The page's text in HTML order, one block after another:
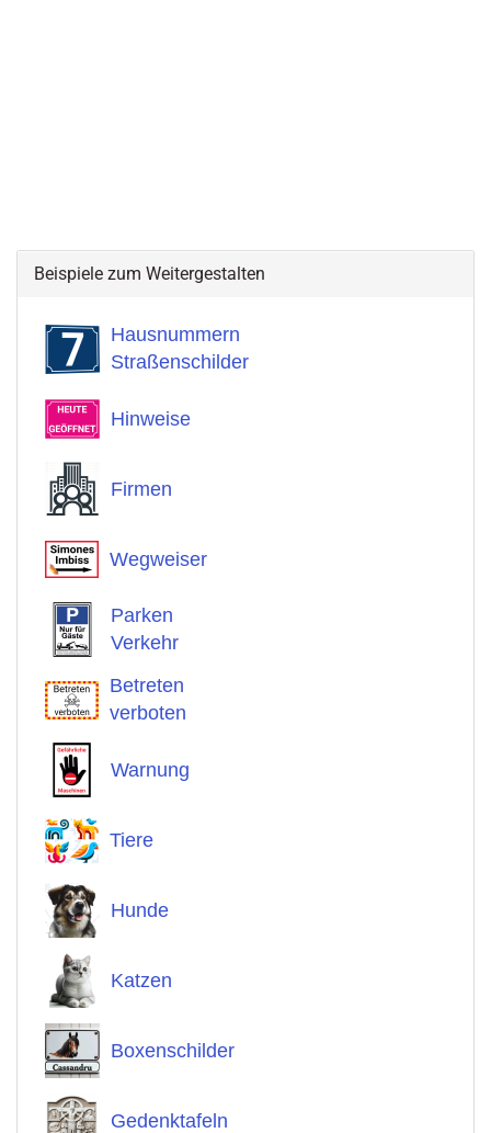
Beispiele zum Weitergestalten
Hausnummern
Straßenschilder
Hinweise
Firmen
Wegweiser
Parken
Verkehr
Betreten
verboten
Warnung
Tiere
Hunde
Katzen
Boxenschilder
Gedenktafeln